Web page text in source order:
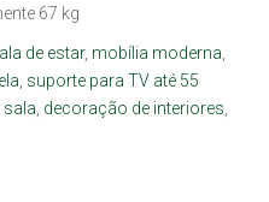
67 kg
de estar, mobília moderna
suporte para TV até 55
sala decoração de interiores